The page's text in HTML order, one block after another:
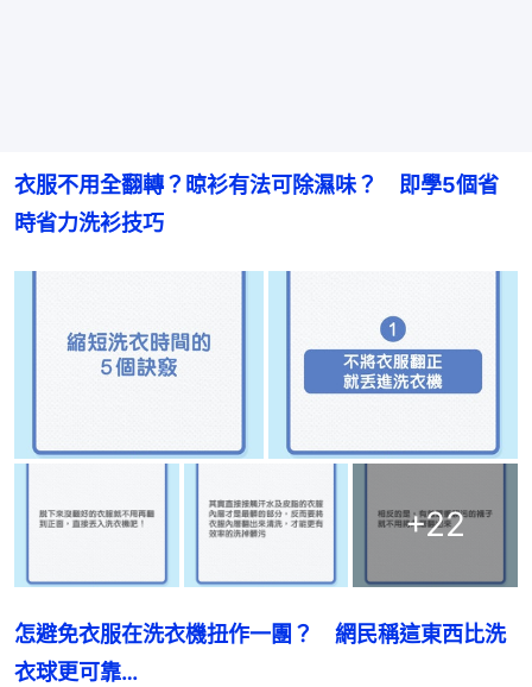
衣服不用全翻轉？晾衫有法可除濕味？　即學5個省
時省力洗衫技巧
+22
怎避免衣服在洗衣機扭作一團？　網民稱這東西比洗
衣球更可靠…